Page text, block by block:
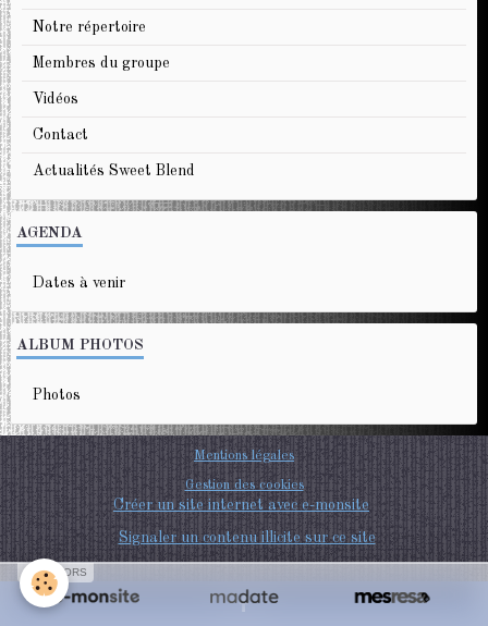
Notre répertoire
Membres du groupe
Vidéos
Contact
Actualités Sweet Blend
AGENDA
Dates à venir
ALBUM PHOTOS
Photos
Mentions légales
Gestion des cookies
Créer un site internet avec e-monsite
Signaler un contenu illicite sur ce site
SPONSORS